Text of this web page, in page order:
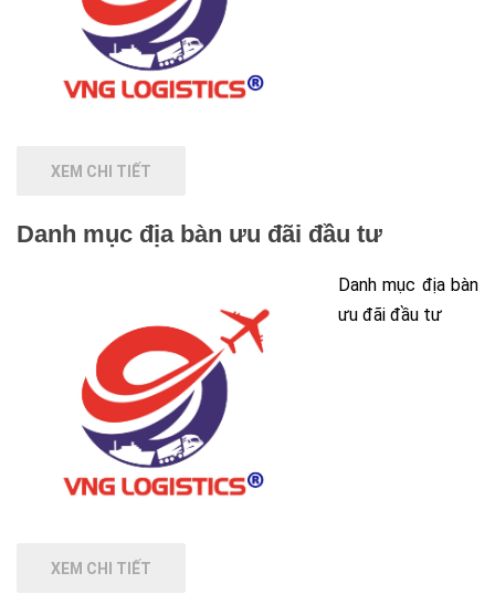
XEM CHI TIẾT
Danh mục địa bàn ưu đãi đầu tư
Danh mục địa bàn
ưu đãi đầu tư
XEM CHI TIẾT